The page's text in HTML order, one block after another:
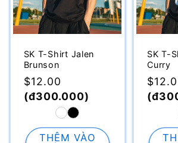
SK T-Shirt Jalen
Brunson
Giá
thông
thường
$12.00
(đ300.000)
THÊM VÀO
SK T-
Curry
Giá